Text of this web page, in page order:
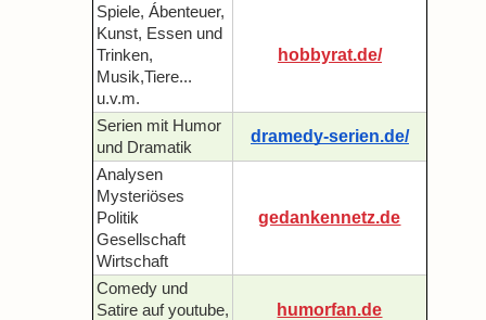
Spiele, Ábenteuer,
Kunst, Essen und
Trinken,
Musik,Tiere...
u.v.m.
hobbyrat.de/
Serien mit Humor
und Dramatik
dramedy-serien.de/
Analysen
Mysteriöses
Politik
Gesellschaft
Wirtschaft
gedankennetz.de
Comedy und
Satire auf youtube,
humorfan.de